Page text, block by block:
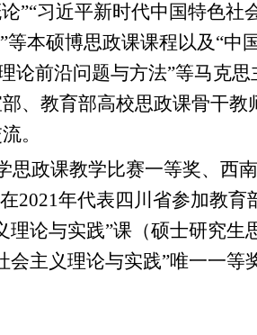
”“习近平新时代中国特色社
本硕博思政课课程以及“中
论前沿问题与方法”等马克
、教育部高校思政课骨干教
。
政课教学比赛一等奖、西
2021年代表四川省参加教
论与实践”课（硕士研究生
主义理论与实践”唯一一等